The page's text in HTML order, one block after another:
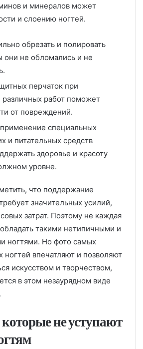
и минералов может
и слоению ногтей.
обрезать и полировать
они не обломались и не
перчаток при
работ поможет
от повреждений.
специальных
и питательных средств
здоровье и красоту
уровне.
что поддержание
значительных усилий,
затрат. Поэтому не каждая
такими нетипичными и
ногтями. Но фото самых
впечатляют и позволяют
искусством и творчеством,
в этом незаурядном виде
не уступают